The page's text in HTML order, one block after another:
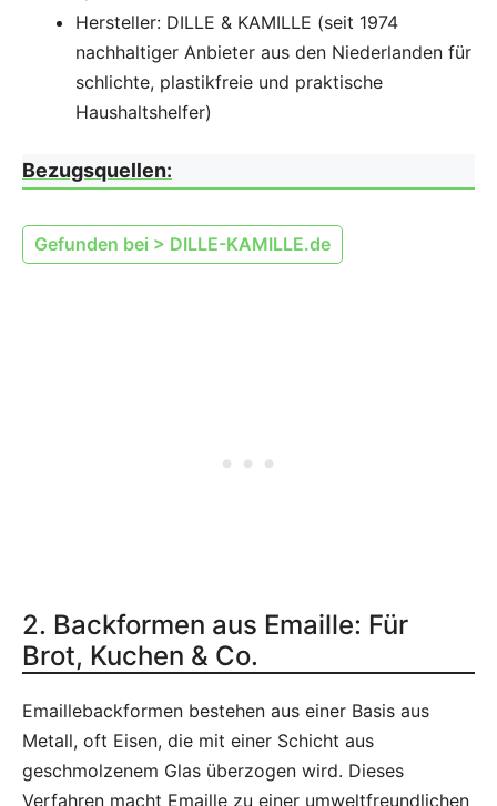
Hersteller: DILLE & KAMILLE (seit 1974
nachhaltiger Anbieter aus den Niederlanden für
schlichte, plastikfreie und praktische
Haushaltshelfer)
Bezugsquellen:
Gefunden bei > DILLE-KAMILLE.de
2. Backformen aus Emaille: Für
Brot, Kuchen & Co.
Emaillebackformen bestehen aus einer Basis aus
Metall, oft Eisen, die mit einer Schicht aus
geschmolzenem Glas überzogen wird. Dieses
Verfahren macht Emaille zu einer umweltfreundlichen